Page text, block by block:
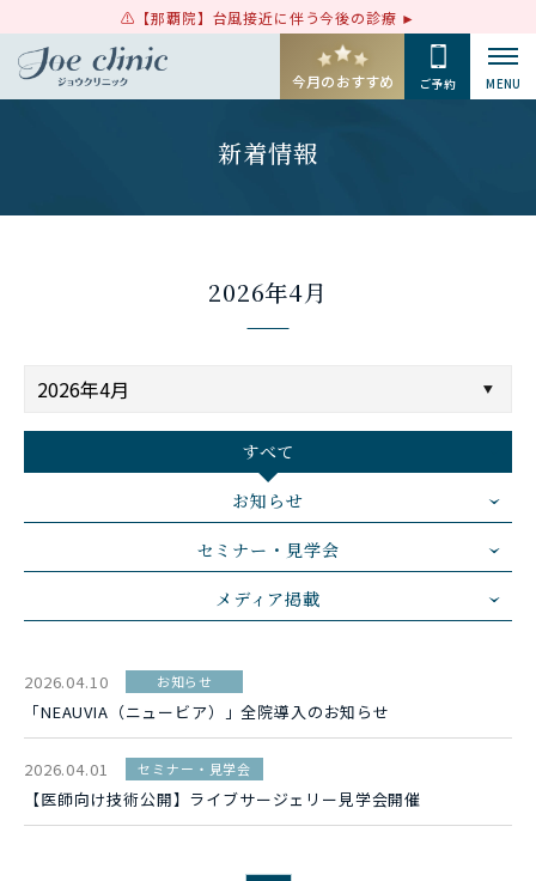
【那覇院】台風接近に伴う今後の診療
今月のおすすめ ご予約 MENU
新着情報
2026年4月
すべて
お知らせ
セミナー・見学会
メディア掲載
2026.04.10 お知らせ
「NEAUVIA（ニュービア）」全院導入のお知らせ
2026.04.01 セミナー・見学会
【医師向け技術公開】ライブサージェリー見学会開催